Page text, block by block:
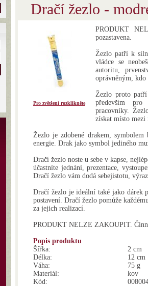
Dračí žezlo -
Pro zvětšení rozklikněte
PRODUKT
pozastavena.
Žezlo patří k
vládce se
autoritu,
oprávněným,
Žezlo proto
především pro
pracovníky.
získat místo
Žezlo je zdobené drakem,
energie. Drak jako symbol jediného
Dračí žezlo noste u sebe v kapse,
účastníte jednání, prezentace,
Dračí žezlo vám dodá sebejistotu,
Dračí žezlo je ideální také jako dárek
postavení. Dračí žezlo pomůže
za jejich realizací.
PRODUKT NELZE ZAKOUPIT.
Popis produktu
Šířka:
2 cm
Délka:
12 cm
Váha:
75 g
Materiál:
kov
Kód: